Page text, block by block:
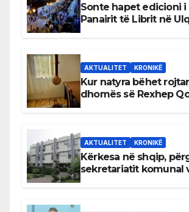
Sonte hapet edicioni i
Panairit të Librit në
AKTUALITET KRONIKË
Kur natyra bëhet
dhomës së Rexhep
AKTUALITET KRONIKË
Kërkesa në shqip,
sekretariatit komunal